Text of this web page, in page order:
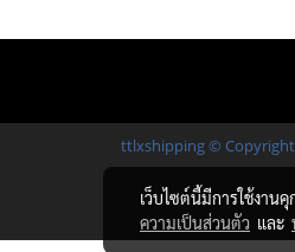
ttlxshipping © Copyright
เว็บไซต์นี้มีการใช้งาน
ความเป็นส่วนตัว และ